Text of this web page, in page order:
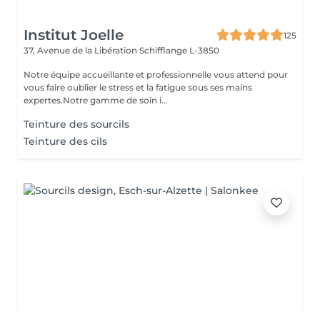
Institut Joelle
125
37, Avenue de la Libération Schifflange L-3850
Notre équipe accueillante et professionnelle vous attend pour
vous faire oublier le stress et la fatigue sous ses mains
expertes.Notre gamme de soin i...
Teinture des sourcils
Teinture des cils